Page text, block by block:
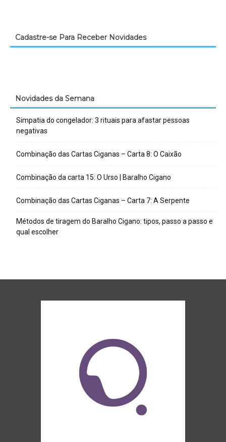
Cadastre-se Para Receber Novidades
Novidades da Semana
Simpatia do congelador: 3 rituais para afastar pessoas
negativas
Combinação das Cartas Ciganas – Carta 8: O Caixão
Combinação da carta 15: O Urso | Baralho Cigano
Combinação das Cartas Ciganas – Carta 7: A Serpente
Métodos de tiragem do Baralho Cigano: tipos, passo a passo e
qual escolher